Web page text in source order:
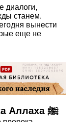
диалоги,
станем.
вынести
еще не
Улыбка – сунна посланника Аллаха ﷺ